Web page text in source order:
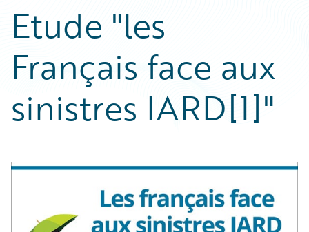
Etude "les
Français face aux
sinistres IARD[1]"